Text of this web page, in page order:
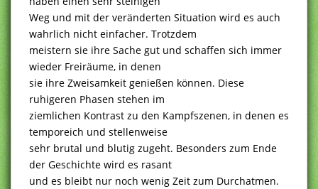
Weg und mit der veränderten Situation wird es auch
wahrlich nicht einfacher. Trotzdem
meistern sie ihre Sache gut und schaffen sich immer
wieder Freiräume, in denen
sie ihre Zweisamkeit genießen können. Diese
ruhigeren Phasen stehen im
ziemlichen Kontrast zu den Kampfszenen, in denen es
temporeich und stellenweise
sehr brutal und blutig zugeht. Besonders zum Ende
der Geschichte wird es rasant
und es bleibt nur noch wenig Zeit zum Durchatmen.